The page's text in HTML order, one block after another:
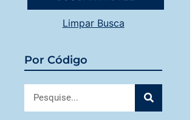
Limpar Busca
Por Código